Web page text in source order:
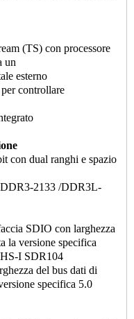
(TS) con processore
un
esterno
controllare
con dual ranghi e spazio
DDR3-2133 /DDR3L-
SDIO con larghezza
la versione specifica
I SDR104
del bus dati di
specifica 5.0